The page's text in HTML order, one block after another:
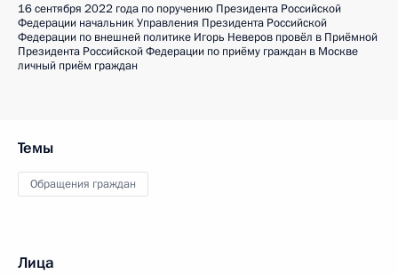
16 сентября 2022 года по поручению Президента Российской
Федерации начальник Управления Президента Российской
Федерации по внешней политике Игорь Неверов провёл в Приёмной
Президента Российской Федерации по приёму граждан в Москве
личный приём граждан
Темы
Обращения граждан
Лица